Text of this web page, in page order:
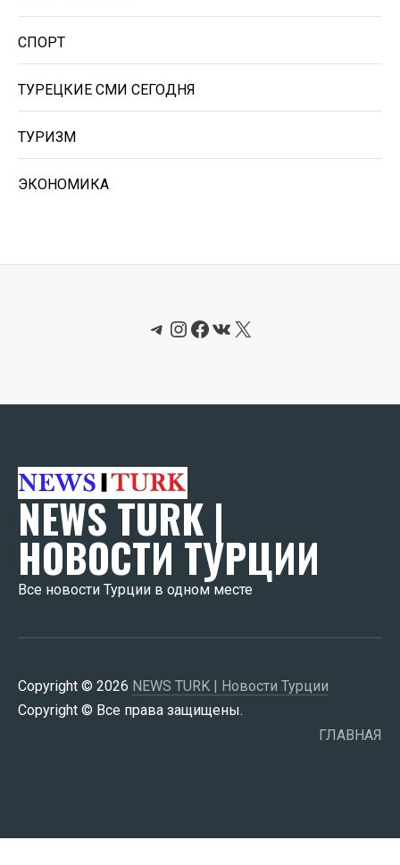
СПОРТ
ТУРЕЦКИЕ СМИ СЕГОДНЯ
ТУРИЗМ
ЭКОНОМИКА
Telegram
Instagram
Facebook
ВКонтакте
X
NEWS TURK |
НОВОСТИ ТУРЦИИ
Все новости Турции в одном месте
Copyright © 2026 NEWS TURK | Новости Турции
Copyright © Все права защищены.
ГЛАВНАЯ